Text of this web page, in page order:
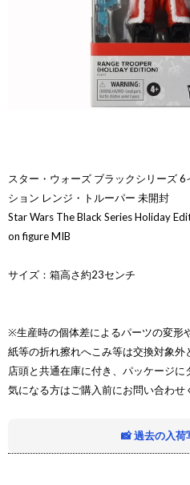
スター・ウォーズ ブラックシリーズ
ション レンジ・トルーパー 未開封
Star Wars The Black Series Holiday
on figure MIB
サイズ：箱高さ約23センチ
※生産時の個体差によるパーツの変形
紙等の折れ擦れへこみ等は交換対象外
店頭と共通在庫に付き、パッケージに
気になる方はご購入前にお問い合わせ
📸 過去の入荷